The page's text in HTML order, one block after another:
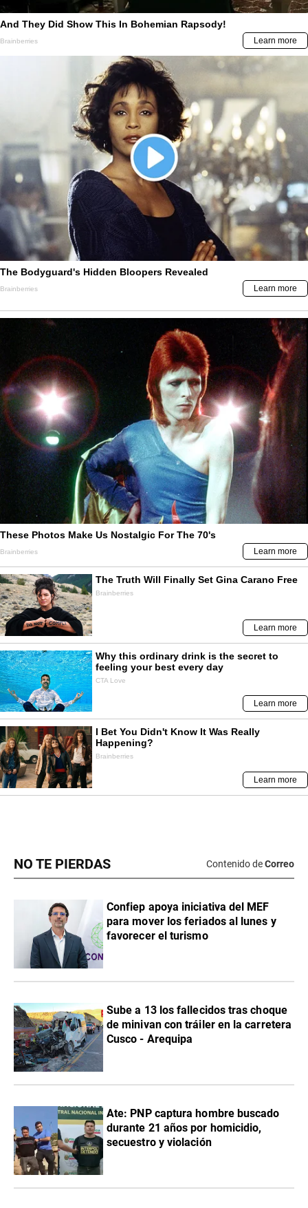
NO TE PIERDAS Contenido deCorreo
Confiep apoya iniciativa del MEF
para mover los feriados al lunes y
favorecer el turismo
Sube a 13 los fallecidos tras choque
de minivan con tráiler en la carretera
Cusco - Arequipa
Ate: PNP captura hombre buscado
durante 21 años por homicidio,
secuestro y violación